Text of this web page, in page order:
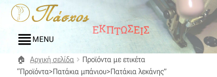
Απευθείας
μετάβαση
στην
πλοήγηση
Μετάβαση
σε
περιεχόμενο
MENU
ΑρχικήΑρχική σελίδα
Προϊόντα με ετικέτα
“Προϊόντα>Πατάκια μπάνιου>Πατάκια λεκάνης”